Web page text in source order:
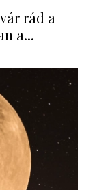
rád a
a...